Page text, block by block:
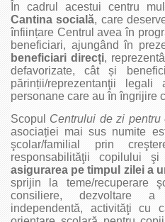
În cadrul acestui centru
Cantina socială, care
înființare Centrul avea în
beneficiari, ajungând în
beneficiari direcți,
defavorizate, cât și
părinții/reprezentanţii
personane care au în îngrijire
Scopul Centrului de zi
asociației mai sus numite
şcolar/familial prin
responsabilităţii copilului
asigurarea pe timpul zilei a
sprijin la teme/recuperare
consiliere, dezvoltare
independentă, activităţi cu